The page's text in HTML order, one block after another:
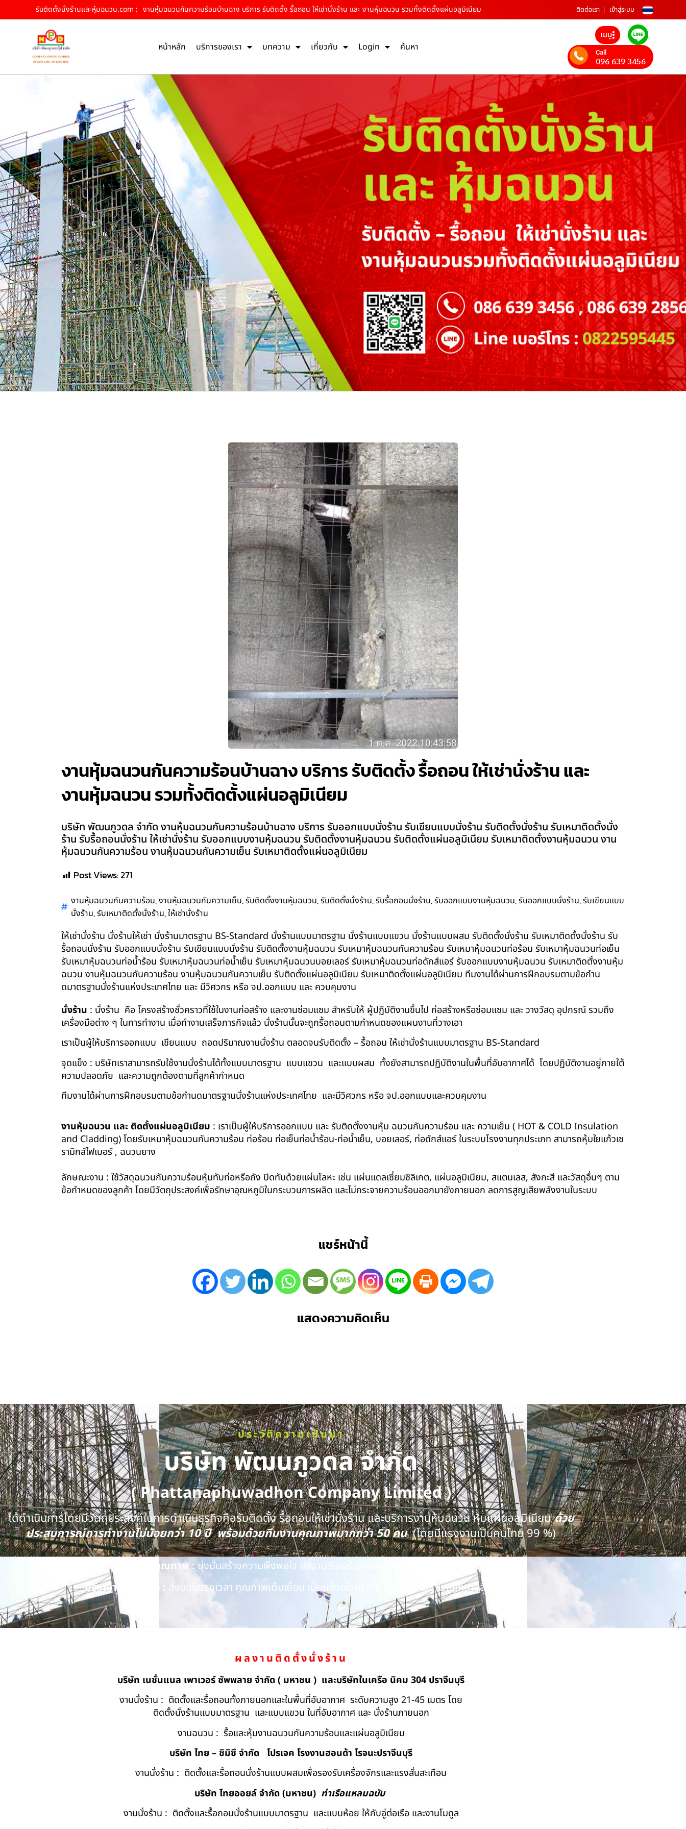
รับติดตั้งนั่งร้านและหุ้มฉนวน.com : งานหุ้มฉนวนกันความร้อนบ้านฉาง บริการ รับติดตั้ง รื้อถอน ให้เช่านั่งร้าน และ งานหุ้มฉนวน รวมทั้งติดตั้งแผ่นอลูมิเนียม ติดต่อเรา เข้าสู่ระบบ
หน้าหลัก บริการของเรา บทความ เกี่ยวกับ Login ค้นหา
เมนู
Call
096 639 3456
งานหุ้มฉนวนกันความร้อนบ้านฉาง บริการ รับติดตั้ง รื้อถอน ให้เช่านั่งร้าน และ
งานหุ้มฉนวน รวมทั้งติดตั้งแผ่นอลูมิเนียม
บริษัท พัฒนภูวดล จำกัด งานหุ้มฉนวนกันความร้อนบ้านฉาง บริการ รับออกแบบนั่งร้าน รับเขียนแบบนั่งร้าน รับติดตั้งนั่งร้าน รับเหมาติดตั้งนั่ง
ร้าน รับรื้อถอนนั่งร้าน ให้เช่านั่งร้าน รับออกแบบงานหุ้มฉนวน รับติดตั้งงานหุ้มฉนวน รับติดตั้งแผ่นอลูมิเนียม รับเหมาติดตั้งงานหุ้มฉนวน งาน
หุ้มฉนวนกันความร้อน งานหุ้มฉนวนกันความเย็น รับเหมาติดตั้งแผ่นอลูมิเนียม
Post Views:271
งานหุ้มฉนวนกันความร้อน,งานหุ้มฉนวนกันความเย็น,รับติดตั้งงานหุ้มฉนวน,รับติดตั้งนั่งร้าน,รับรื้อถอนนั่งร้าน,รับออกแบบงานหุ้มฉนวน,รับออกแบบนั่งร้าน,รับเขียนแบบ
นั่งร้าน,รับเหมาติดตั้งนั่งร้าน,ให้เช่านั่งร้าน
ให้เช่านั่งร้าน นั่งร้านให้เช่า นั่งร้านมาตรฐาน BS-Standard นั่งร้านแบบมาตรฐาน นั่งร้านแบบแขวน นั่งร้านแบบผสม รับติดตั้งนั่งร้าน รับเหมาติดตั้งนั่งร้าน รับ
รื้อถอนนั่งร้าน รับออกแบบนั่งร้าน รับเขียนแบบนั่งร้าน รับติดตั้งงานหุ้มฉนวน รับเหมาหุ้มฉนวนกันความร้อน รับเหมาหุ้มฉนวนท่อร้อน รับเหมาหุ้มฉนวนท่อเย็น
รับเหมาหุ้มฉนวนท่อน้ำร้อน รับเหมาหุ้มฉนวนท่อน้ำเย็น รับเหมาหุ้มฉนวนบอยเลอร์ รับเหมาหุ้มฉนวนท่อดักส์แอร์ รับออกแบบงานหุ้มฉนวน รับเหมาติดตั้งงานหุ้ม
ฉนวน งานหุ้มฉนวนกันความร้อน งานหุ้มฉนวนกันความเย็น รับติดตั้งแผ่นอลูมิเนียม รับเหมาติดตั้งแผ่นอลูมิเนียม ทีมงานได้ผ่านการฝึกอบรมตามข้อกำน
ดมาตรฐานนั่งร้านแห่งประเทศไทย และ มีวิศวกร หรือ จป.ออกแบบ และ ควบคุมงาน
นั่งร้าน : นั่งร้าน คือ โครงสร้างชั่วคราวที่ใช้ในงานก่อสร้าง และงานซ่อมแซม สำหรับให้ ผู้ปฏิบัติงานขึ้นไป ก่อสร้างหรือซ่อมแซม และ วางวัสดุ อุปกรณ์ รวมถึง
เครื่องมือต่าง ๆ ในการทำงาน เมื่อทำงานเสร็จภารกิจแล้ว นั่งร้านนั้นจะถูกรื้อถอนตามกำหนดของแผนงานที่วางเอา
เราเป็นผู้ให้บริการออกแบบ เขียนแบบ ถอดปริมาณงานนั่งร้าน ตลอดจนรับติดตั้ง – รื้อถอน ให้เช่านั่งร้านแบบมาตรฐาน BS-Standard
จุดแข็ง : บริษัทเราสามารถรับใช้งานนั่งร้านได้ทั้งแบบมาตรฐาน แบบแขวน และแบบผสม ทั้งยังสามารถปฏิบัติงานในพื้นที่อับอากาศได้ โดยปฏิบัติงานอยู่ภายใต้
ความปลอดภัย และความถูกต้องตามที่ลูกค้ากำหนด
ทีมงานได้ผ่านการฝึกอบรมตามข้อกำนดมาตรฐานนั่งร้านแห่งประเทศไทย และมีวิศวกร หรือ จป.ออกแบบและควบคุมงาน
งานหุ้มฉนวน และ ติดตั้งแผ่นอลูมิเนียม : เราเป็นผู้ให้บริการออกแบบ และ รับติดตั้งงานหุ้ม ฉนวนกันความร้อน และ ความเย็น ( HOT & COLD Insulation
and Cladding) โดยรับเหมาหุ้มฉนวนกันความร้อน ท่อร้อน ท่อเย็นท่อน้ำร้อน-ท่อน้ำเย็น, บอยเลอร์, ท่อดักส์แอร์ ในระบบโรงงานทุกประเภท สามารถหุ้มใยแก้วเซ
รามิกส์ไฟเบอร์ , ฉนวนยาง
ลักษณะงาน : ใช้วัสดุฉนวนกันความร้อนหุ้มทับท่อหรือถัง ปิดทับด้วยแผ่นโลหะ เช่น แผ่นแดลเซี่ยมซิลิเกต, แผ่นอลูมิเนียม, สแตนเลส, สังกะสี และวัสดุอื่นๆ ตาม
ข้อกำหนดของลูกค้า โดยมีวัตถุประสงค์เพื่อรักษาอุณหภูมิในกระบวนการผลิต และไม่กระจายความร้อนออกมายังภายนอก ลดการสูญเสียพลังงานในระบบ
แชร์หน้านี้
แสดงความคิดเห็น
ประวัติความเป็นมา
บริษัท พัฒนภูวดล จำกัด
( Phattanaphuwadhon Company Limited )
ได้ดำเนินการโดยมีวัตถุประสงค์ในการดำเนินธุรกิจคือรับติดตั้ง รื้อถอนให้เช่านั่งร้าน และบริการงานหุ้มฉนวน หุ้มแผ่นอลูมิเนียมด้วย
ประสบการณ์การทำงานไม่น้อยกว่า 10 ปี พร้อมด้วยทีมงานคุณภาพมากกว่า 50 คน(โดยมีแรงงานเป็นคนไทย 99 %)
นโยบายด้านคุณภาพ : มุ่งมั่นสร้างความพึงพอใจ ส่งงานเรียบร้อยตรงเวลา ด้วยทีมงานคุณภาพ
ปรัชญาของบริษัท : ส่งมอบตรงเวลา คุณภาพเต็มเยี่ยม เปี่ยมด้วยใจบริการ พร้อมความชำนาญหลายสิบปี
ผลงานติดตั้งนั่งร้าน
บริษัท เนชั่นแนล เพาเวอร์ ซัพพลาย จำกัด ( มหาชน ) และบริษัทในเครือ นิคม 304 ปราจีนบุรี
งานนั่งร้าน : ติดตั้งและรื้อถอนทั้งภายนอกและในพื้นที่อับอากาศ ระดับความสูง 21-45 เมตร โดย
ติดตั้งนั่งร้านแบบมาตรฐาน และแบบแขวน ในที่อับอากาศ และ นั่งร้านภายนอก
งานฉนวน : รื้อและหุ้มงานฉนวนกันความร้อนและแผ่นอลูมิเนียม
บริษัท ไทย – ชิมิซึ จำกัด โปรเจค โรงงานฮอนด้า โรจนะปราจีนบุรี
งานนั่งร้าน : ติดตั้งและรื้อถอนนั่งร้านแบบผสมเพื่อรองรับเครื่องจักรและแรงสั่นสะเทือน
บริษัท ไทยออยล์ จํากัด (มหาชน) ท่าเรือแหลมฉบับ
งานนั่งร้าน : ติดตั้งและรื้อถอนนั่งร้านแบบมาตรฐาน และแบบห้อย ให้กับอู่ต่อเรือ และงานโมดูล